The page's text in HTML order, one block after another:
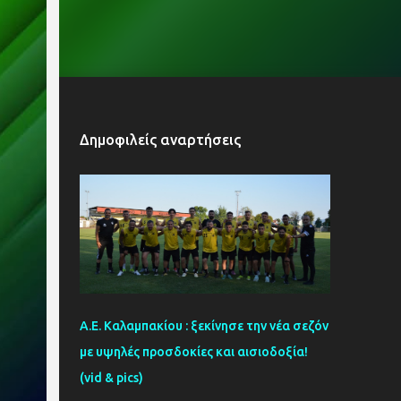
Δημοφιλείς αναρτήσεις
Α.Ε. Καλαμπακίου : ξεκίνησε την νέα σεζόν
με υψηλές προσδοκίες και αισιοδοξία!
(vid & pics)